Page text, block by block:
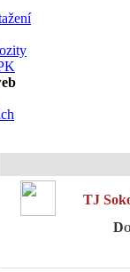
TJ